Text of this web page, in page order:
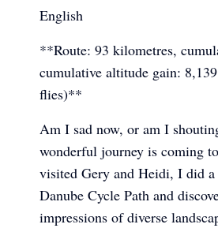
English
**Route: 93 kilometres,
cumulative altitude gain:
flies)**
Am I sad now, or am I
wonderful journey is coming
visited Gery and Heidi, I did
Danube Cycle Path and
impressions of diverse